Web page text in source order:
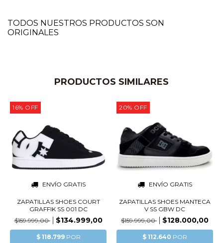
TODOS NUESTROS PRODUCTOS SON
ORIGINALES
PRODUCTOS SIMILARES
16% OFF
ENVÍO GRATIS
ZAPATILLAS SHOES COURT
GRAFFIK SS 001 DC
$159.999,00
$134.999,00
20% OFF
ENVÍO GRATIS
ZAPATILLAS SHOES MANTECA
V SS GBW DC
$159.999,00
$128.000,00